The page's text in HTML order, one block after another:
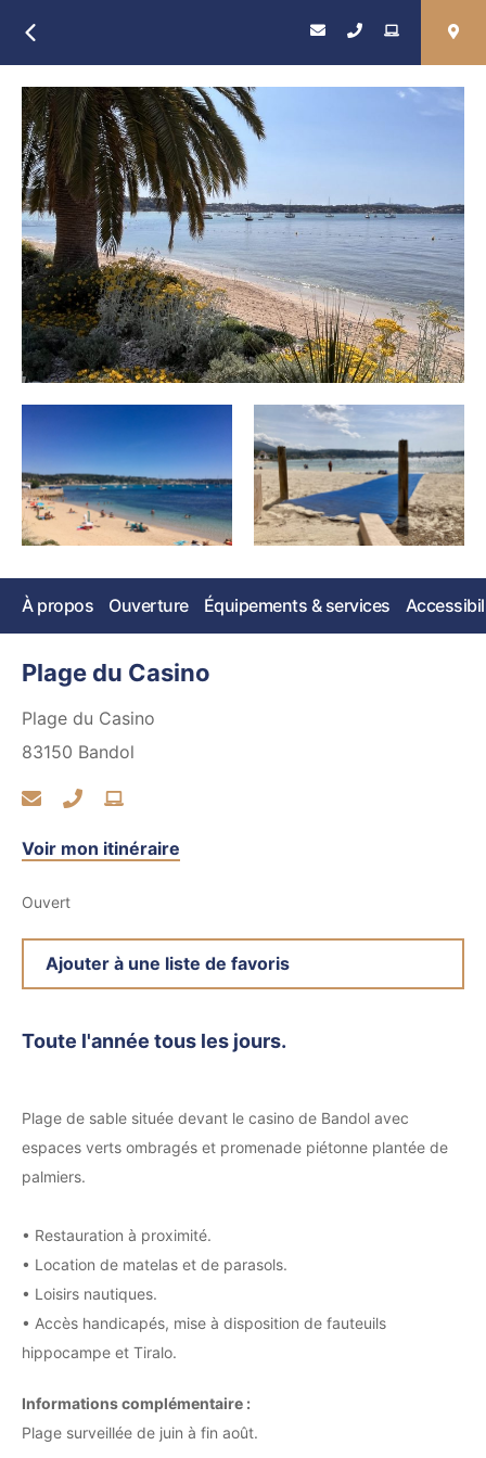
À propos Ouverture Équipements & services
Plage du Casino
Plage du Casino
83150 Bandol
Voir mon itinéraire
Ouvert
Ajouter à une liste de favoris
Toute l'année tous les jours.
Plage de sable située devant le casino de Bandol avec
espaces verts ombragés et promenade piétonne plantée de
palmiers.
• Restauration à proximité.
• Location de matelas et de parasols.
• Loisirs nautiques.
• Accès handicapés, mise à disposition de fauteuils
hippocampe et Tiralo.
Informations complémentaire :
Plage surveillée de juin à fin août.